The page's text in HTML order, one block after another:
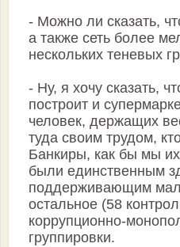
- Можно ли сказать,
а также сеть более
нескольких теневых
- Ну, я хочу сказать,
построит и
человек, держащих
туда своим трудом,
Банкиры, как бы мы
были единственным
поддерживающим
остальное (58
коррупционно-
группировки.